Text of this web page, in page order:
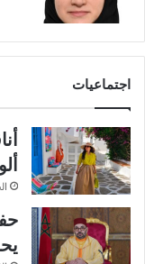
اجتماعيات